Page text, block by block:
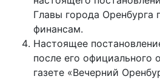
Главы города Оренбурга
финансам.
Настоящее
после его официального
газете «Вечерний